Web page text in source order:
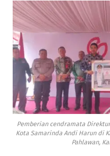
Pemberian cendramata
Kota Samarinda Andi Harun di
Pahlawan,